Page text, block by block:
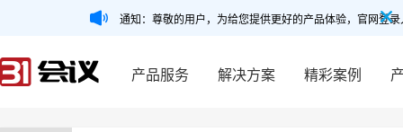
通知：尊敬的用户，为给您提供更好的产品体验，官网登
产品服务 解决方案 精彩案例